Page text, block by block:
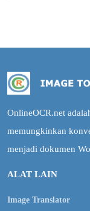
OnlineOCR.net
memungkinkan
menjadi dokumen
ALAT LAIN
Image Translator